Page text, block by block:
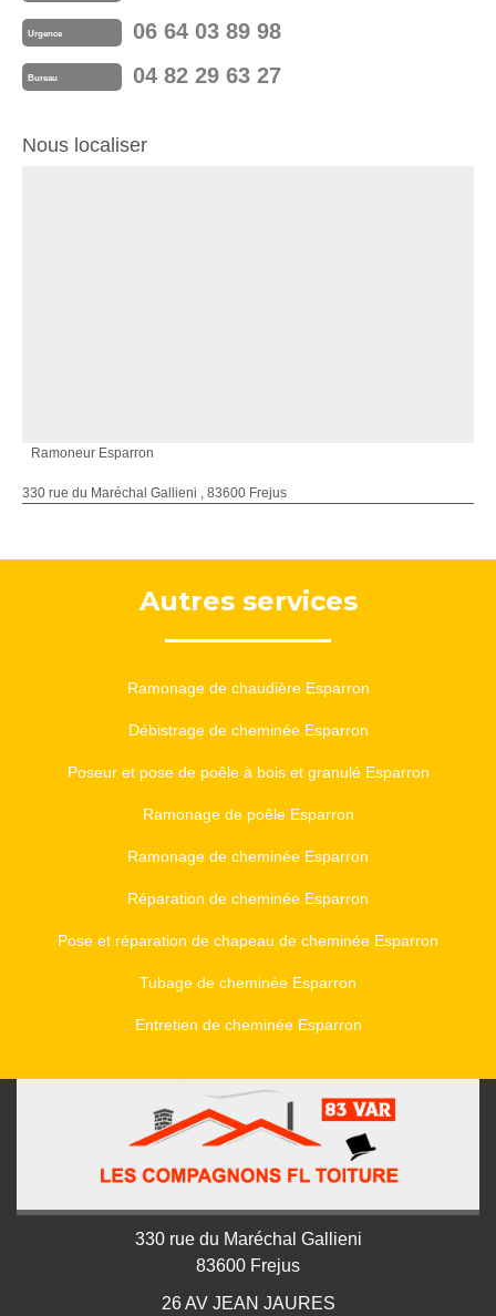
Urgence 06 64 03 89 98
Bureau 04 82 29 63 27
Nous localiser
Ramoneur Esparron
330 rue du Maréchal Gallieni , 83600 Frejus
Autres services
Ramonage de chaudière Esparron
Débistrage de cheminée Esparron
Poseur et pose de poêle à bois et granulé Esparron
Ramonage de poêle Esparron
Ramonage de cheminée Esparron
Réparation de cheminée Esparron
Pose et réparation de chapeau de cheminée Esparron
Tubage de cheminée Esparron
Entretien de cheminée Esparron
330 rue du Maréchal Gallieni
83600 Frejus
26 AV JEAN JAURES